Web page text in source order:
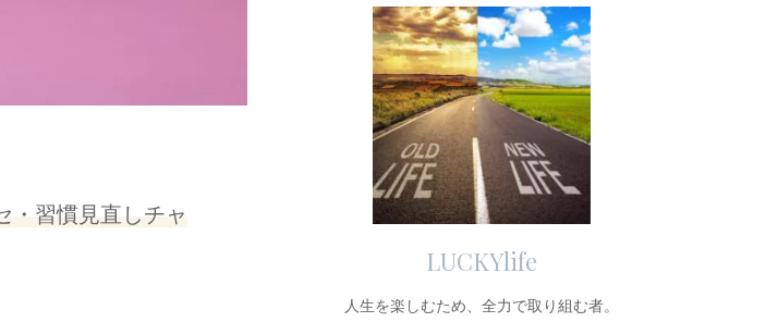
・習慣見直しチャ
LUCKYlife
人生を楽しむため、全力で取り組む者。